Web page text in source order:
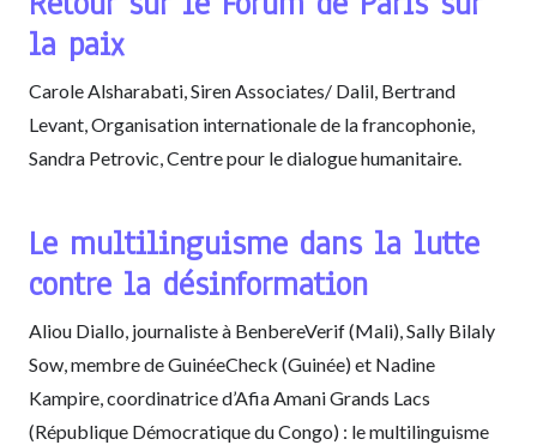
la paix
Carole Alsharabati, Siren Associates/ Dalil, Bertrand
Levant, Organisation internationale de la francophonie,
Sandra Petrovic, Centre pour le dialogue humanitaire.
Le multilinguisme dans la lutte
contre la désinformation
Aliou Diallo, journaliste à BenbereVerif (Mali), Sally Bilaly
Sow, membre de GuinéeCheck (Guinée) et Nadine
Kampire, coordinatrice d’Afia Amani Grands Lacs
(République Démocratique du Congo) : le multilinguisme